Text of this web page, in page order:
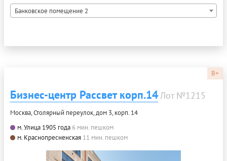
Банковское помещение 2
B+
Бизнес-центр Рассвет корп.14Лот №1215
Москва, Столярный переулок, дом 3, корп. 14
м. Улица 1905 года 6 мин. пешком
м. Краснопресненская 11 мин. пешком